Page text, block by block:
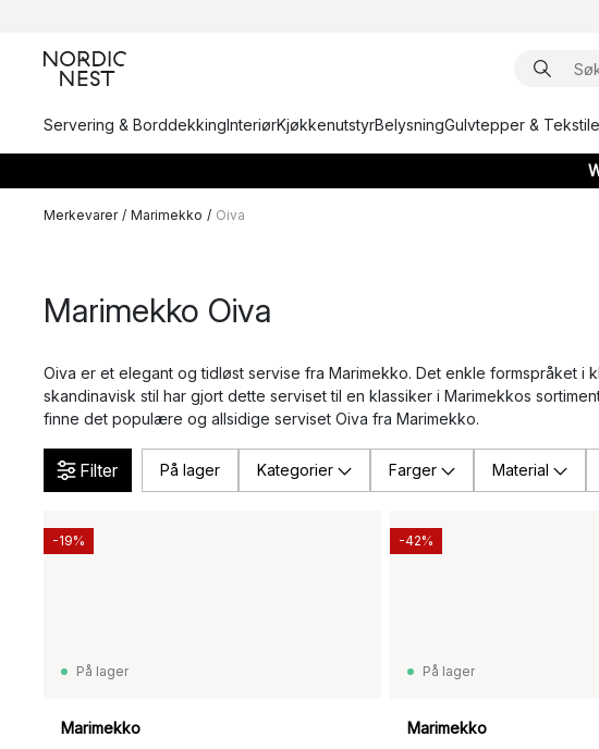
Servering & BorddekkingInteriørKjøkkenutstyrBelysningGulvtepper &
Merkevarer / Marimekko / Oiva
Marimekko Oiva
Oiva er et elegant og tidløst servise fra Marimekko. Det enkle formspråket i
skandinavisk stil har gjort dette serviset til en klassiker i Marimekkos
finne det populære og allsidige serviset Oiva fra Marimekko.
Filter På lager Kategorier Farger Material
På lager
Marimekko
-19%
På lager
Marimekko
-42%